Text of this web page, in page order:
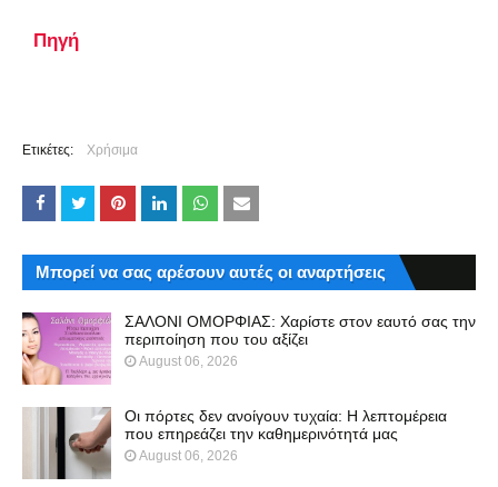
Πηγή
Ετικέτες: Χρήσιμα
Μπορεί να σας αρέσουν αυτές οι αναρτήσεις
ΣΑΛΟΝΙ ΟΜΟΡΦΙΑΣ: Χαρίστε στον εαυτό σας την
περιποίηση που του αξίζει
August 06, 2026
Οι πόρτες δεν ανοίγουν τυχαία: Η λεπτομέρεια
που επηρεάζει την καθημερινότητά μας
August 06, 2026